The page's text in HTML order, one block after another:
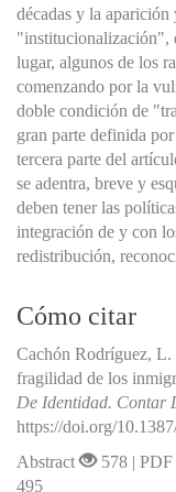
décadas y la
"institucionalización",
lugar, algunos de los
comenzando por la
doble condición de
gran parte definida
tercera parte del
se adentra, breve y
deben tener las
integración de y con
redistribución,
Cómo citar
Cachón Rodríguez,
fragilidad de los
De Identidad. Contar
https://doi.org/
Abstract
578 | PDF
495